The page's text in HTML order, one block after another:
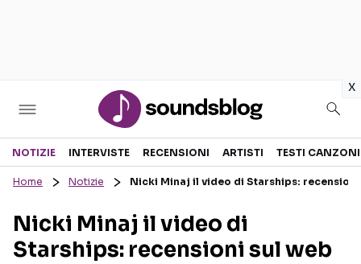
x
Sezioni
RECENSIONI MUSICALI
INTERVISTE
TESTI CANZONI
TOUR ED EVENTI
NOTIZIE INTERVISTE RECENSIONI ARTISTI TESTI CANZONI
Home Notizie Nicki Minaj il video di Starships:
Nicki Minaj il video di
Starships: recensioni sul web